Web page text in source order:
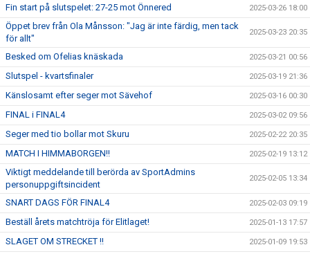
Fin start på slutspelet: 27-25 mot Önnered 2025-03-26 18:00
Öppet brev från Ola Månsson: "Jag är inte färdig, men tack
för allt"
2025-03-23 20:35
Besked om Ofelias knäskada 2025-03-21 00:56
Slutspel - kvartsfinaler 2025-03-19 21:36
Känslosamt efter seger mot Sävehof 2025-03-16 00:30
FINAL i FINAL4 2025-03-02 09:56
Seger med tio bollar mot Skuru 2025-02-22 20:35
MATCH I HIMMABORGEN!! 2025-02-19 13:12
Viktigt meddelande till berörda av SportAdmins
personuppgiftsincident
2025-02-05 13:34
SNART DAGS FÖR FINAL4 2025-02-03 09:19
Beställ årets matchtröja för Elitlaget! 2025-01-13 17:57
SLAGET OM STRECKET !! 2025-01-09 19:53